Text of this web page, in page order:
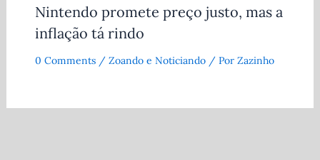
Nintendo promete preço justo, mas a
inflação tá rindo
0 Comments / Zoando e Noticiando/ Por Zazinho